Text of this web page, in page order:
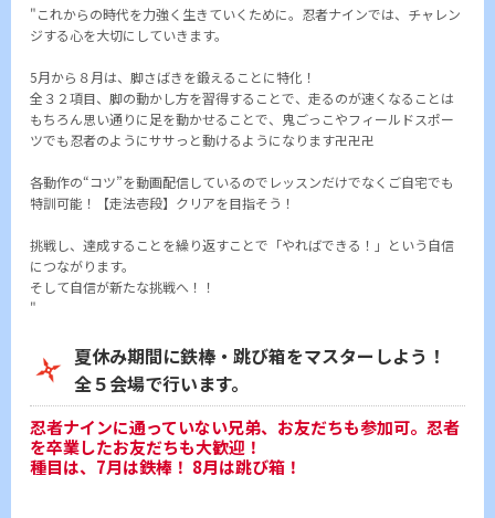
"これからの時代を力強く生きていくために。忍者ナインでは、チャレン
ジする心を大切にしていきます。
5月から８月は、脚さばきを鍛えることに特化！
全３２項目、脚の動かし方を習得することで、走るのが速くなることは
もちろん思い通りに足を動かせることで、鬼ごっこやフィールドスポー
ツでも忍者のようにササっと動けるようになります卍卍卍
各動作の“コツ”を動画配信しているのでレッスンだけでなくご自宅でも
特訓可能！【走法壱段】クリアを目指そう！
挑戦し、達成することを繰り返すことで「やればできる！」という自信
につながります。
そして自信が新たな挑戦へ！！
"
夏休み期間に鉄棒・跳び箱をマスターしよう！
全５会場で行います。
忍者ナインに通っていない兄弟、お友だちも参加可。忍者
を卒業したお友だちも大歓迎！
種目は、7月は鉄棒！ 8月は跳び箱！